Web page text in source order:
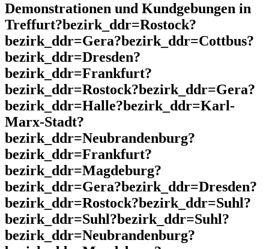
Demonstrationen und Kundgebungen in
Treffurt?bezirk_ddr=Rostock?
bezirk_ddr=Gera?bezirk_ddr=Cottbus?
bezirk_ddr=Dresden?
bezirk_ddr=Frankfurt?
bezirk_ddr=Rostock?bezirk_ddr=Gera?
bezirk_ddr=Halle?bezirk_ddr=Karl-
Marx-Stadt?
bezirk_ddr=Neubrandenburg?
bezirk_ddr=Frankfurt?
bezirk_ddr=Magdeburg?
bezirk_ddr=Gera?bezirk_ddr=Dresden?
bezirk_ddr=Rostock?bezirk_ddr=Suhl?
bezirk_ddr=Suhl?bezirk_ddr=Suhl?
bezirk_ddr=Neubrandenburg?